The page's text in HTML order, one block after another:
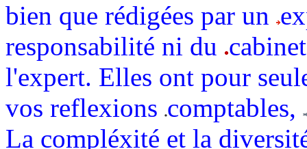
bien que rédigées par un
responsabilité ni du
l'expert. Elles ont pour
vos reflexions comptables,
La compléxité et la